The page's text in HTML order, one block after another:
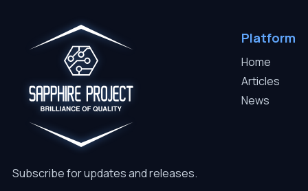
Subscribe for updates and releases.
Platform
Home
Articles
News